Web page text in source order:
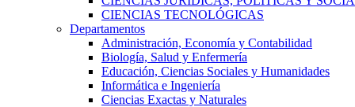
CIENCIAS TECNOLÓGICAS
Departamentos
Administración, Economía y Contabilidad
Biología, Salud y Enfermería
Educación, Ciencias Sociales y Humanidades
Informática e Ingeniería
Ciencias Exactas y Naturales